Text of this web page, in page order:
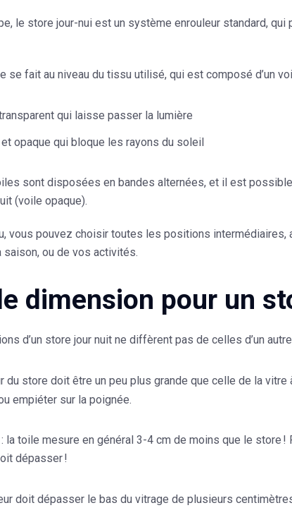
le store jour-nui est un système enrouleur standard, qui
se fait au niveau du tissu utilisé, qui est composé d’un
qui laisse passer la lumière
opaque qui bloque les rayons du soleil
sont disposées en bandes alternées, et il est
(voile opaque).
vous pouvez choisir toutes les positions
saison, ou de vos activités.
dimension pour un
d’un store jour nuit ne diffèrent pas de celles d’un
du store doit être un peu plus grande que celle de la
empiéter sur la poignée.
: la toile mesure en général 3-4 cm de moins que le store
dépasser !
doit dépasser le bas du vitrage de plusieurs